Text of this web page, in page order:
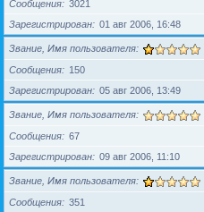
Сообщения
3021
Зарегистрирован
01 авг 2006, 16:48
Звание, Имя пользователя
Сообщения
150
Зарегистрирован
05 авг 2006, 13:49
Звание, Имя пользователя
Сообщения
67
Зарегистрирован
09 авг 2006, 11:10
Звание, Имя пользователя
Сообщения 351